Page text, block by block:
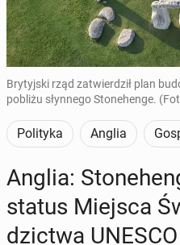
Brytyjski rząd zatwierdził plan
pobliżu słynnego Stonehenge.
Polityka Anglia
Anglia:
status Miejsca
dzic­twa UNESCO